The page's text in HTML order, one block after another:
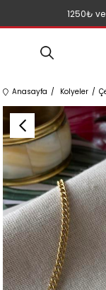
1250₺
Anasayfa Kolyeler